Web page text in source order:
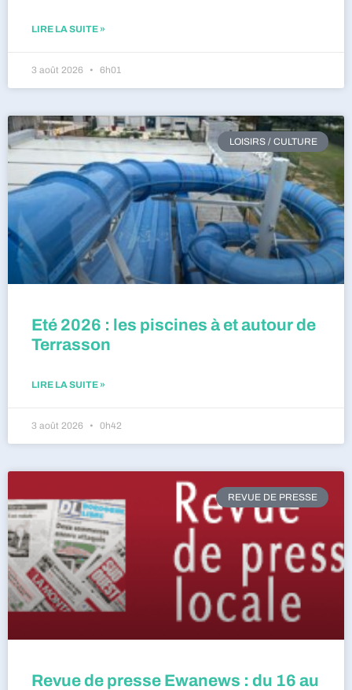
LIRE LA SUITE »
3 août 2026 6h01
LOISIRS / CULTURE
Eté 2026 : les piscines à et autour de
Terrasson
LIRE LA SUITE »
3 août 2026 0h42
REVUE DE PRESSE
Revue de presse Ewanews : du 16 au